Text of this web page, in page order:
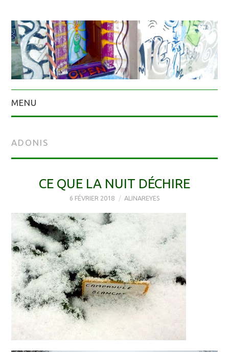
MENU
ADONIS
CE QUE LA NUIT DÉCHIRE
6 FÉVRIER 2018 ALINAREYES